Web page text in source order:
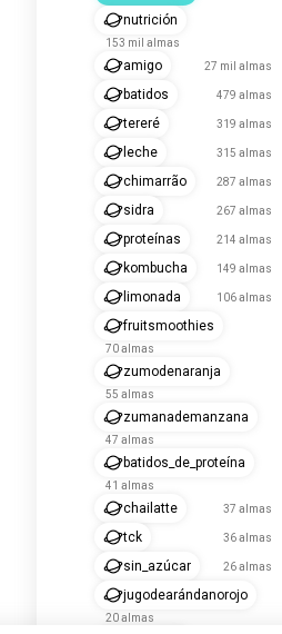
nutrición
153 mil almas
amigo 27 mil almas
batidos 479 almas
tereré 319 almas
leche 315 almas
chimarrão 287 almas
sidra 267 almas
proteínas 214 almas
kombucha 149 almas
limonada 106 almas
fruitsmoothies
70 almas
zumodenaranja
55 almas
zumanademanzana
47 almas
batidos_de_proteína
41 almas
chailatte 37 almas
tck 36 almas
sin_azúcar 26 almas
jugodearándanorojo
20 almas